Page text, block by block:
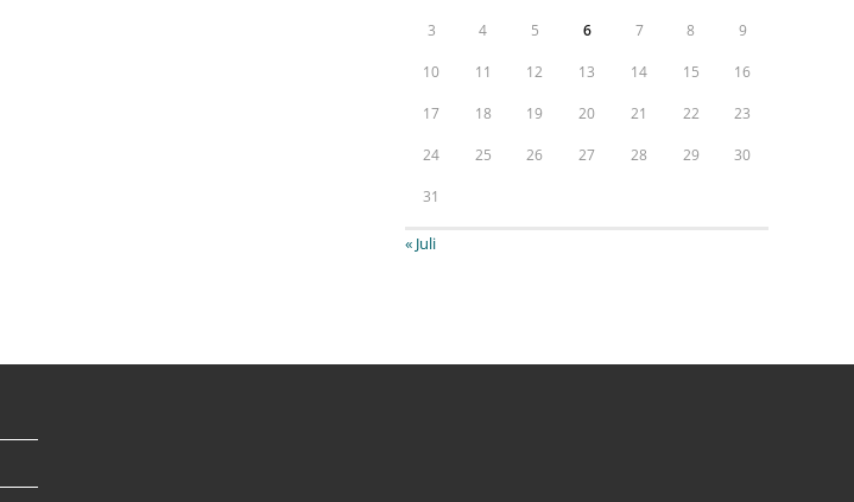
3 4 5 6 7 8 9
10 11 12 13 14 15 16
17 18 19 20 21 22 23
24 25 26 27 28 29 30
31
« Juli